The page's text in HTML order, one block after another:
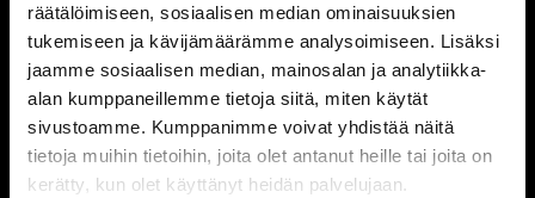
räätälöimiseen, sosiaalisen median ominaisuuksien
tukemiseen ja kävijämäärämme analysoimiseen. Lisäksi
jaamme sosiaalisen median, mainosalan ja analytiikka-
alan kumppaneillemme tietoja siitä, miten käytät
sivustoamme. Kumppanimme voivat yhdistää näitä
tietoja muihin tietoihin, joita olet antanut heille tai joita on
kerätty, kun olet käyttänyt heidän palvelujaan.
NÄYTÄ POHJAKARTASSA